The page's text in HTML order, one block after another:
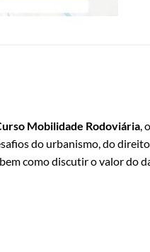
Mobilidade Rodoviária,
do urbanismo, do
como discutir o valor do